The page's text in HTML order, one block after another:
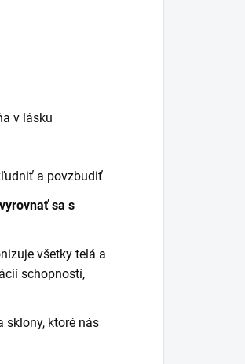
v lásku
a povzbudiť
sa s
všetky telá a
schopností,
sklony, ktoré nás